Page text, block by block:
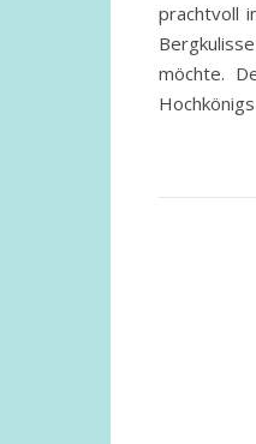
prachtvoll
möchte.